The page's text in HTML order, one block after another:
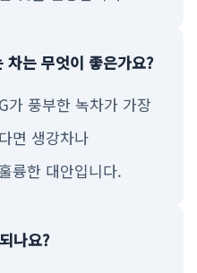
는 무엇이 좋은가요?
가 풍부한 녹차가 가장
면 생강차나
륭한 대안입니다.
나요?